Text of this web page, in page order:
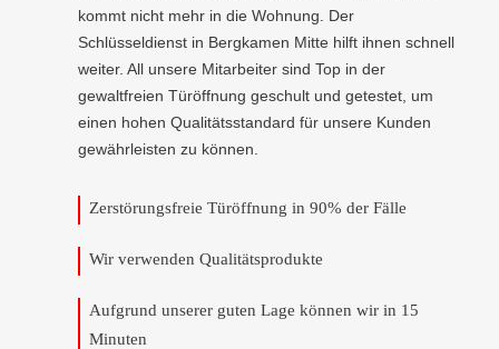
kommt nicht mehr in die Wohnung. Der
Schlüsseldienst in Bergkamen Mitte hilft ihnen schnell
weiter. All unsere Mitarbeiter sind Top in der
gewaltfreien Türöffnung geschult und getestet, um
einen hohen Qualitätsstandard für unsere Kunden
gewährleisten zu können.
Zerstörungsfreie Türöffnung in 90% der Fälle
Wir verwenden Qualitätsprodukte
Aufgrund unserer guten Lage können wir in 15
Minuten